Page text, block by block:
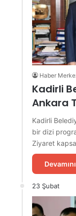
Haber
Kadirli
Ankara
Kadirli
bir dizi
Ziyaret
23 Şubat